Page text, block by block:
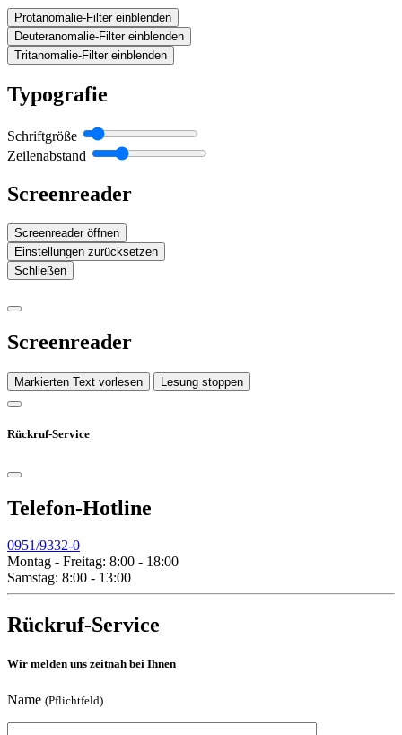
Protanomalie-Filter einblenden
Deuteranomalie-Filter einblenden
Tritanomalie-Filter einblenden
Typografie
Schriftgröße
Zeilenabstand
Screenreader
Screenreader öffnen
Einstellungen zurücksetzen
Schließen
Screenreader
Markierten Text vorlesen Lesung stoppen
Rückruf-Service
Telefon-Hotline
0951/9332-0
Montag - Freitag: 8:00 - 18:00
Samstag: 8:00 - 13:00
Rückruf-Service
Wir melden uns zeitnah bei Ihnen
Name (Pflichtfeld)